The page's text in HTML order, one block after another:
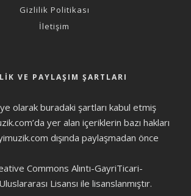
Gizlilik Politikası
İletişim
VE PAYLAŞIM ŞARTLARI
olarak buradaki şartları kabul etmiş
yer alan içeriklerin bazı hakları
dışında paylaşmadan önce
Commons Alıntı-GayriTicari-
Lisansı ile lisanslanmıştır.